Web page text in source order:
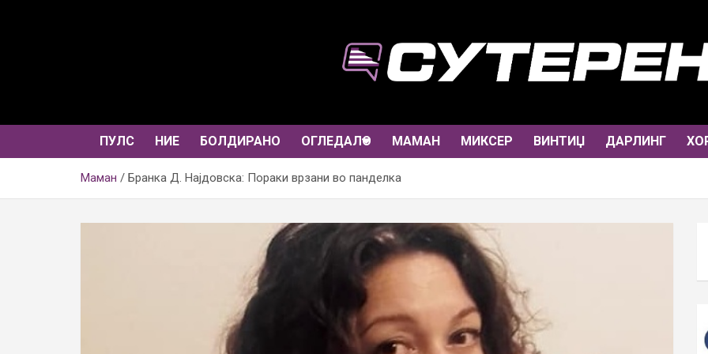
ПУЛС НИЕ БОЛДИРАНО ОГЛЕДАЛО МАМАН МИКСЕР ВИНТИЏ ДАРЛИНГ
Маман Бранка Д. Најдовска: Пораки врзани во панделка